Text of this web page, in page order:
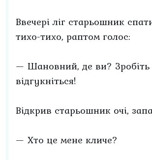
Ввечері ліг старьошник
тихо-тихо, раптом голос:
— Шановний, де ви? Зробіть
відгукніться!
Відкрив старьошник очі,
— Хто це мене кличе?